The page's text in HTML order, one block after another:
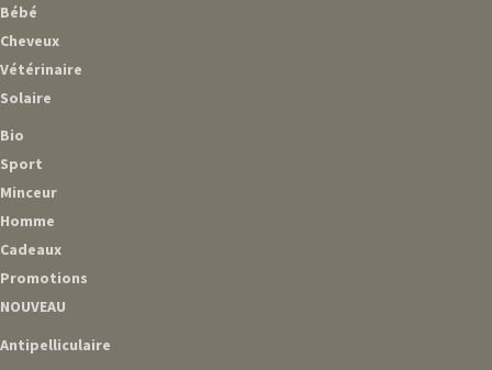
Bébé
Cheveux
Vétérinaire
Solaire
Bio
Sport
Minceur
Homme
Cadeaux
Promotions
NOUVEAU
Antipelliculaire